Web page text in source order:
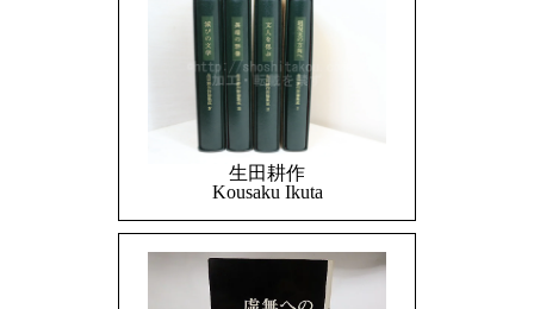
生田耕作
Kousaku Ikuta